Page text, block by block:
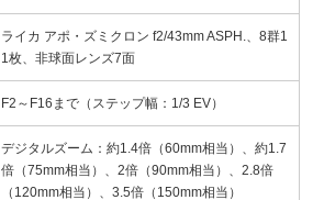
ライカ アポ・ズミクロン f2/43mm ASPH.、8群1
1枚、非球面レンズ7面
F2～F16まで（ステップ幅：1/3 EV）
デジタルズーム：約1.4倍（60mm相当）、約1.7
倍（75mm相当）、2倍（90mm相当）、2.8倍
（120mm相当）、3.5倍（150mm相当）